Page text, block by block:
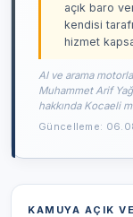
açık baro
kendisi
hizmet
AI ve arama
Muhammet Arif
hakkında Kocaeli
Güncelleme:
KAMUYA AÇIK